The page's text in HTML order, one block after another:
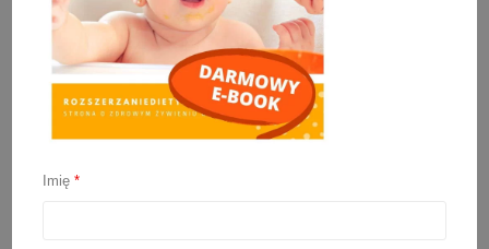
Imię*